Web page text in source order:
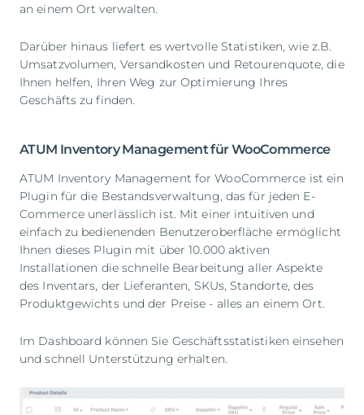
an einem Ort verwalten.
Darüber hinaus liefert es wertvolle Statistiken, wie z.B.
Umsatzvolumen, Versandkosten und Retourenquote, die
Ihnen helfen, Ihren Weg zur Optimierung Ihres
Geschäfts zu finden.
ATUM Inventory Management für WooCommerce
ATUM Inventory Management for WooCommerce ist ein
Plugin für die Bestandsverwaltung, das für jeden E-
Commerce unerlässlich ist. Mit einer intuitiven und
einfach zu bedienenden Benutzeroberfläche ermöglicht
Ihnen dieses Plugin mit über 10.000 aktiven
Installationen die schnelle Bearbeitung aller Aspekte
des Inventars, der Lieferanten, SKUs, Standorte, des
Produktgewichts und der Preise - alles an einem Ort.
Im Dashboard können Sie Geschäftsstatistiken einsehen
und schnell Unterstützung erhalten.